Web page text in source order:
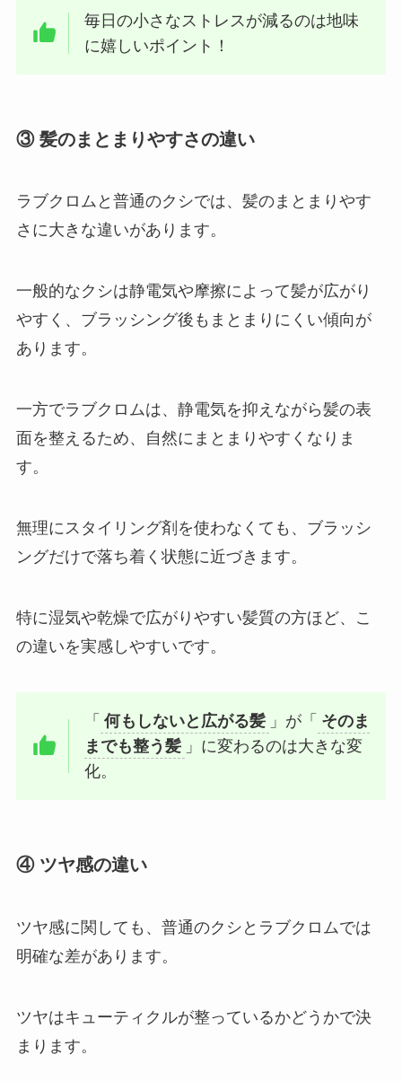
毎日の小さなストレスが減るのは地味
に嬉しいポイント！
③ 髪のまとまりやすさの違い
ラブクロムと普通のクシでは、髪のまとまりやす
さに大きな違いがあります。
一般的なクシは静電気や摩擦によって髪が広がり
やすく、ブラッシング後もまとまりにくい傾向が
あります。
一方でラブクロムは、静電気を抑えながら髪の表
面を整えるため、自然にまとまりやすくなりま
す。
無理にスタイリング剤を使わなくても、ブラッシ
ングだけで落ち着く状態に近づきます。
特に湿気や乾燥で広がりやすい髪質の方ほど、こ
の違いを実感しやすいです。
「 何もしないと広がる髪 」が「 そのま
までも整う髪 」に変わるのは大きな変
化。
④ ツヤ感の違い
ツヤ感に関しても、普通のクシとラブクロムでは
明確な差があります。
ツヤはキューティクルが整っているかどうかで決
まります。